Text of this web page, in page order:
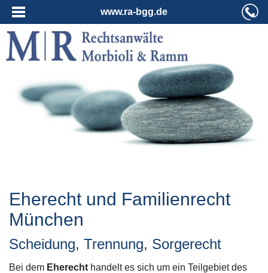
www.ra-bgg.de
Eherecht und Familienrecht
München
Scheidung, Trennung, Sorgerecht
Bei dem Eherecht handelt es sich um ein Teilgebiet des